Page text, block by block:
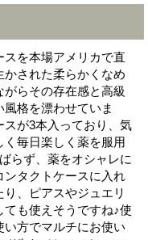
を本場アメリカで直
かされた柔らかくなめ
らその存在感と高級
格を漂わせていま
が3本入っており、気
毎日楽しく薬を服用
らず、薬をオシャレに
タクトケースに入れ
、ピアスやジュエリ
も使えそうですね♪使
方でマルチにお使い